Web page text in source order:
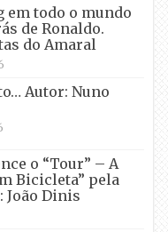
em todo o mundo
de Ronaldo.
do Amaral
Autor: Nuno
o “Tour” – A
Bicicleta” pela
João Dinis